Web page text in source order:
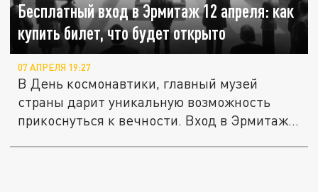
Бесплатный вход в Эрмитаж 12 апреля: как
купить билет, что будет открыто
07 АПРЕЛЯ 19:27
В День космонавтики, главный музей
страны дарит уникальную возможность
прикоснуться к вечности. Вход в Эрмитаж...